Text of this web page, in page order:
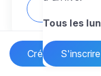
Créer un site
Tous les